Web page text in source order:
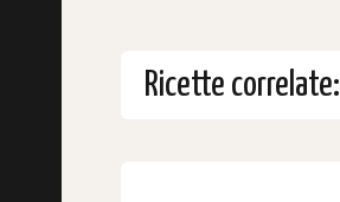
Ricette correlate: